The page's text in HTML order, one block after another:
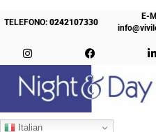
TELEFONO:0242107330
E-
Italian